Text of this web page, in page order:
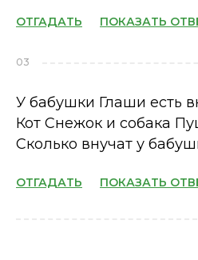
ОТГАДАТЬ ПОКАЗАТЬ
03
У бабушки Глаши есть
Кот Снежок и собака
Сколько внучат у
ОТГАДАТЬ ПОКАЗАТЬ